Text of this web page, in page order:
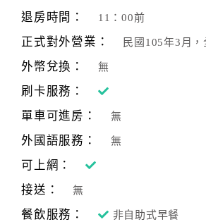
退房時間： 11：00前
正式對外營業： 民國105年3月
外幣兌換： 無
刷卡服務：
單車可進房：
無
外國語服務： 無
可上網：
接送：
無
餐飲服務： 非自助式早餐